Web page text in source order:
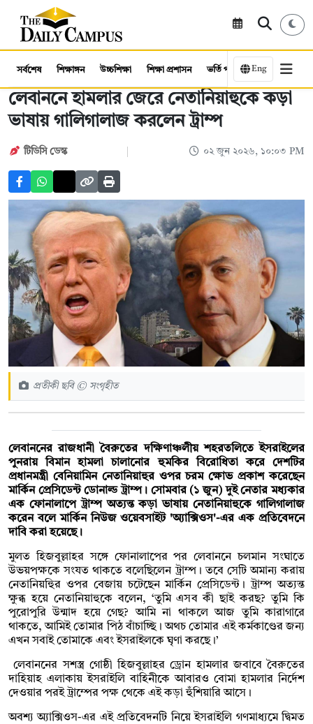
সর্বশেষ শিক্ষাঙ্গন উচ্চশিক্ষা শিক্ষা প্রশাসন ভর্তি পরীক্ষা কর্মসংস্থান
Eng
লেবাননে হামলার জেরে নেতানিয়াহুকে কড়া
ভাষায় গালিগালাজ করলেন ট্রাম্প
টিডিসি ডেস্ক ০২ জুন ২০২৬, ১০:০৩ PM
প্রতীকী ছবি © সংগৃহীত
লেবাননের রাজধানী বৈরুতের দক্ষিণাঞ্চলীয় শহরতলিতে ইসরাইলের
পুনরায় বিমান হামলা চালানোর হুমকির বিরোধিতা করে দেশটির
প্রধানমন্ত্রী বেনিয়ামিন নেতানিয়াহুর ওপর চরম ক্ষোভ প্রকাশ করেছেন
মার্কিন প্রেসিডেন্ট ডোনাল্ড ট্রাম্প। সোমবার (১ জুন) দুই নেতার মধ্যকার
এক ফোনালাপে ট্রাম্প অত্যন্ত কড়া ভাষায় নেতানিয়াহুকে গালিগালাজ
করেন বলে মার্কিন নিউজ ওয়েবসাইট 'অ্যাক্সিওস'-এর এক প্রতিবেদনে
দাবি করা হয়েছে।
মুলত হিজবুল্লাহর সঙ্গে ফোনালাপের পর লেবাননে চলমান সংঘাতে
উভয়পক্ষকে সংযত থাকতে বলেছিলেন ট্রাম্প। তবে সেটি অমান্য করায়
নেতানিয়হিুর ওপর বেজায় চটেছেন মার্কিন প্রেসিডেন্ট। ট্রাম্প অত্যন্ত
ক্ষুব্ধ হয়ে নেতানিয়াহুকে বলেন, ‘তুমি এসব কী ছাই করছ? তুমি কি
পুরোপুরি উন্মাদ হয়ে গেছ? আমি না থাকলে আজ তুমি কারাগারে
থাকতে, আমিই তোমার পিঠ বাঁচাচ্ছি। অথচ তোমার এই কর্মকাণ্ডের জন্য
এখন সবাই তোমাকে এবং ইসরাইলকে ঘৃণা করছে।’
লেবাননের সশস্ত্র গোষ্ঠী হিজবুল্লাহর ড্রোন হামলার জবাবে বৈরুতের
দাহিয়াহ এলাকায় ইসরাইলি বাহিনীকে আবারও বোমা হামলার নির্দেশ
দেওয়ার পরই ট্রাম্পের পক্ষ থেকে এই কড়া হুঁশিয়ারি আসে।
অবশ্য অ্যাক্সিওস-এর এই প্রতিবেদনটি নিয়ে ইসরাইলি গণমাধ্যমে দ্বিমত